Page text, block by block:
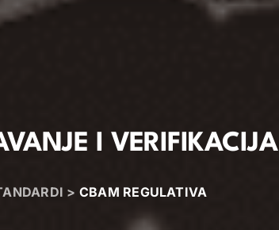
I VERIFIKACIJA
> CBAM REGULATIVA